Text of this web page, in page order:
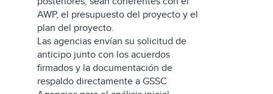
AWP, el presupuesto del proyecto y el
plan del proyecto.
Las agencias envían su solicitud de
anticipo junto con los acuerdos
firmados y la documentación de
respaldo directamente a GSSC